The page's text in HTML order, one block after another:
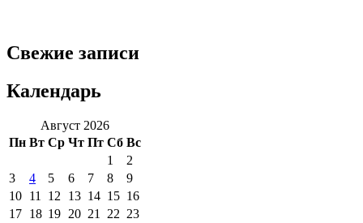
Свежие записи
Календарь
Август 2026
Пн Вт Ср Чт Пт Сб Вс
1
2
3
4 5 6 7 8
9
10 11 12 13 14 15 16
17 18 19 20 21 22 23